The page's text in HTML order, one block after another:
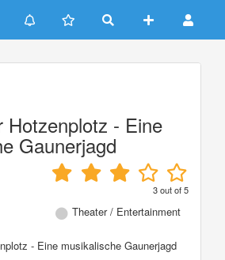
Hotzenplotz - Eine
Gaunerjagd
3out of5
Theater / Entertainment
- Eine musikalische Gaunerjagd